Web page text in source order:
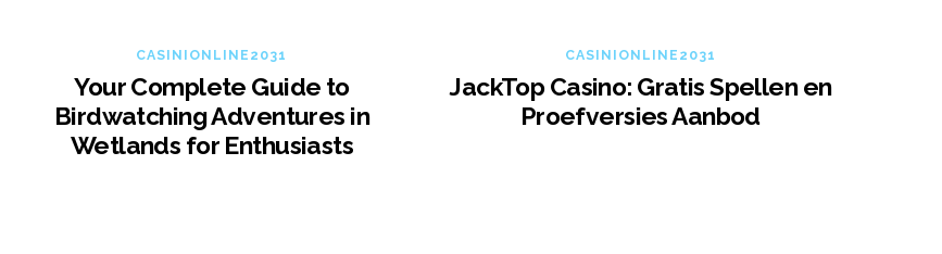
CASINIONLINE2031
Your Complete Guide to
Birdwatching Adventures in
Wetlands for Enthusiasts
CASINIONLINE2031
JackTop Casino: Gratis Spellen en
Proefversies Aanbod